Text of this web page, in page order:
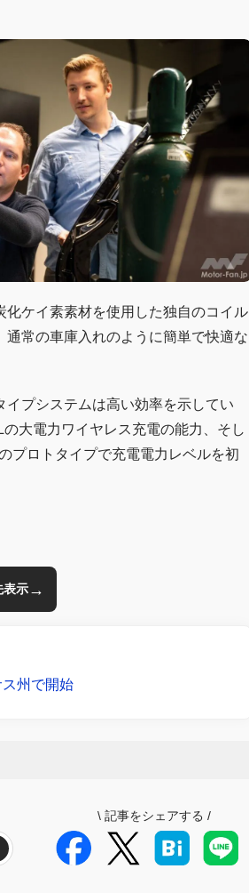
ケイ素素材を使用した独自のコイル
常の車庫入れのように簡単で快適な
プシステムは高い効率を示してい
大電力ワイヤレス充電の能力、そし
プロトタイプで充電電力レベルを初
表示→
州で開始
\ 記事をシェアする /